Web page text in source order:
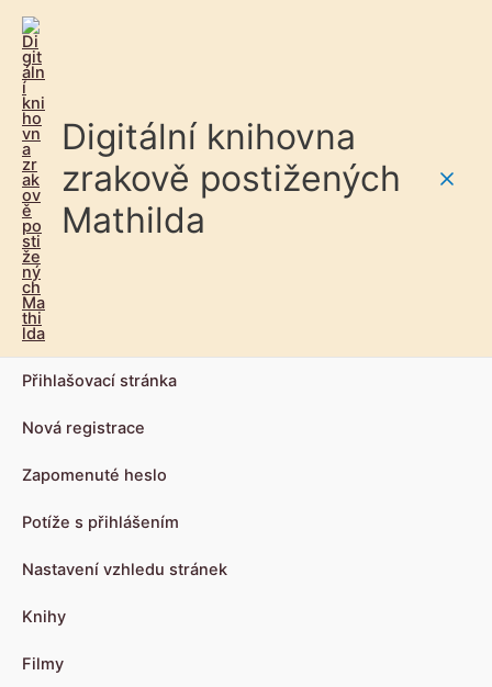
Digitální knihovna
zrakově postižených
Mathilda
Přihlašovací stránka
Nová registrace
Zapomenuté heslo
Potíže s přihlášením
Nastavení vzhledu stránek
Knihy
Filmy